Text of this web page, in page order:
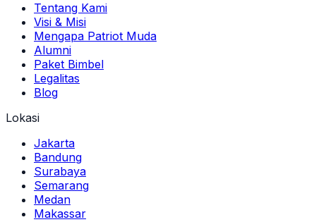
Tentang Kami
Visi & Misi
Mengapa Patriot Muda
Alumni
Paket Bimbel
Legalitas
Blog
Lokasi
Jakarta
Bandung
Surabaya
Semarang
Medan
Makassar